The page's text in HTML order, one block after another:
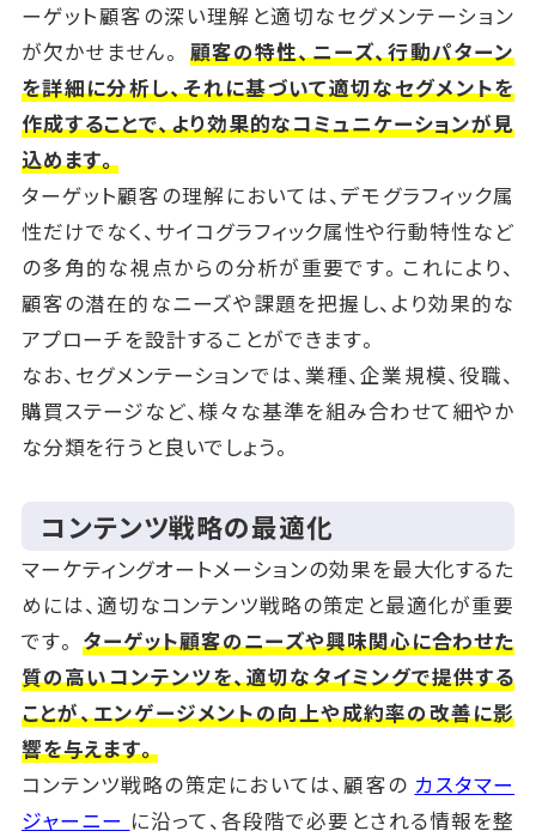
ーゲット顧客の深い理解と適切なセグメンテーション
が欠かせません。 顧客の特性、ニーズ、行動パターン
を詳細に分析し、それに基づいて適切なセグメントを
作成することで、より効果的なコミュニケーションが見
込めます。
ターゲット顧客の理解においては、デモグラフィック属
性だけでなく、サイコグラフィック属性や行動特性など
の多角的な視点からの分析が重要です。これにより、
顧客の潜在的なニーズや課題を把握し、より効果的な
アプローチを設計することができます。
なお、セグメンテーションでは、業種、企業規模、役職、
購買ステージなど、様々な基準を組み合わせて細やか
な分類を行うと良いでしょう。
コンテンツ戦略の最適化
マーケティングオートメーションの効果を最大化するた
めには、適切なコンテンツ戦略の策定と最適化が重要
です。ターゲット顧客のニーズや興味関心に合わせた
質の高いコンテンツを、適切なタイミングで提供する
ことが、エンゲージメントの向上や成約率の改善に影
響を与えます。
コンテンツ戦略の策定においては、顧客の カスタマー
ジャーニー に沿って、各段階で必要とされる情報を整